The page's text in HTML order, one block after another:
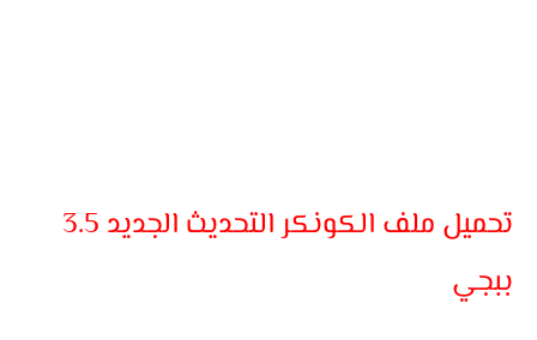
تحميل ملف الكونكر التحديث الجديد 3.5
ببجي